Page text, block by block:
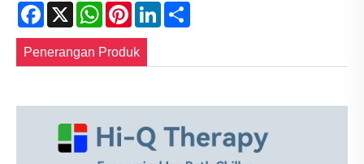
Facebook
X WhatsApp
PinterestLinkedIn
Penerangan Produk